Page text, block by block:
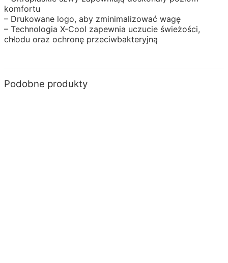
komfortu
– Drukowane logo, aby zminimalizować wagę
– Technologia X-Cool zapewnia uczucie świeżości,
chłodu oraz ochronę przeciwbakteryjną
Podobne produkty